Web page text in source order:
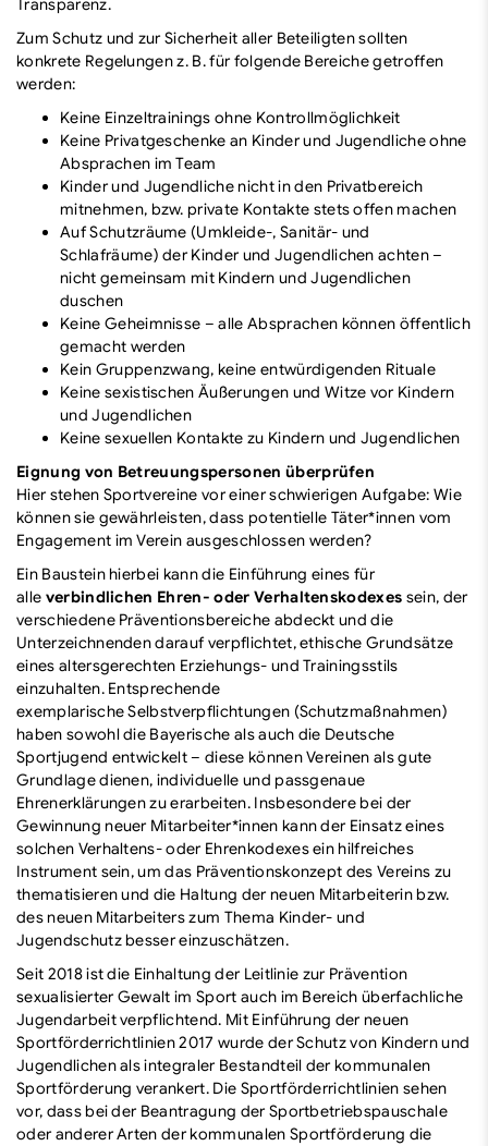
Zum Schutz und zur Sicherheit aller Beteiligten sollten
konkrete Regelungen z. B. für folgende Bereiche getroffen
werden:
Keine Einzeltrainings ohne Kontrollmöglichkeit
Keine Privatgeschenke an Kinder und Jugendliche ohne
Absprachen im Team
Kinder und Jugendliche nicht in den Privatbereich
mitnehmen, bzw. private Kontakte stets offen machen
Auf Schutzräume (Umkleide-, Sanitär- und
Schlafräume) der Kinder und Jugendlichen achten –
nicht gemeinsam mit Kindern und Jugendlichen
duschen
Keine Geheimnisse – alle Absprachen können öffentlich
gemacht werden
Kein Gruppenzwang, keine entwürdigenden Rituale
Keine sexistischen Äußerungen und Witze vor Kindern
und Jugendlichen
Keine sexuellen Kontakte zu Kindern und Jugendlichen
Eignung von Betreuungspersonen überprüfen
Hier stehen Sportvereine vor einer schwierigen Aufgabe: Wie
können sie gewährleisten, dass potentielle Täter*innen vom
Engagement im Verein ausgeschlossen werden?
Ein Baustein hierbei kann die Einführung eines für
alle verbindlichen Ehren- oder Verhaltenskodexes sein, der
verschiedene Präventionsbereiche abdeckt und die
Unterzeichnenden darauf verpflichtet, ethische Grundsätze
eines altersgerechten Erziehungs- und Trainingsstils
einzuhalten. Entsprechende
exemplarischeSelbstverpflichtungen (Schutzmaßnahmen)
haben sowohl die Bayerische als auch die Deutsche
Sportjugend entwickelt – diese können Vereinen als gute
Grundlage dienen, individuelle und passgenaue
Ehrenerklärungen zu erarbeiten. Insbesondere bei der
Gewinnung neuer Mitarbeiter*innen kann der Einsatz eines
solchen Verhaltens- oder Ehrenkodexes ein hilfreiches
Instrument sein, um das Präventionskonzept des Vereins zu
thematisieren und die Haltung der neuen Mitarbeiterin bzw.
des neuen Mitarbeiters zum Thema Kinder- und
Jugendschutz besser einzuschätzen.
Seit 2018 ist die Einhaltung der Leitlinie zur Prävention
sexualisierter Gewalt im Sport auch im Bereich überfachliche
Jugendarbeit verpflichtend. Mit Einführung der neuen
Sportförderrichtlinien 2017 wurde der Schutz von Kindern und
Jugendlichen als integraler Bestandteil der kommunalen
Sportförderung verankert. Die Sportförderrichtlinien sehen
vor, dass bei der Beantragung der Sportbetriebspauschale
oder anderer Arten der kommunalen Sportförderung die